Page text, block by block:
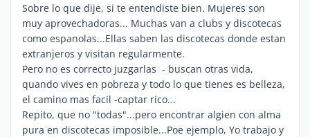
Sobre lo que dije, si te entendiste bien. Mujeres son
muy aprovechadoras... Muchas van a clubs y discotecas
como espanolas...Ellas saben las discotecas donde estan
extranjeros y visitan regularmente.
Pero no es correcto juzgarlas - buscan otras vida,
quando vives en pobreza y todo lo que tienes es belleza,
el camino mas facil -captar rico...
Repito, que no "todas"...pero encontrar algien con alma
pura en discotecas imposible...Poe ejemplo, Yo trabajo y